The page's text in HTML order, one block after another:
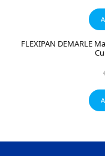
FLEXIPAN DEMARLE